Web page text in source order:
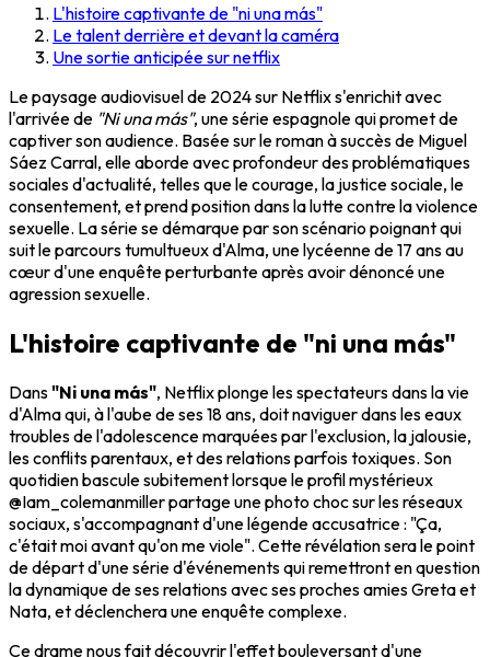
L'histoire captivante de "ni una más"
Le talent derrière et devant la caméra
Une sortie anticipée sur netflix
Le paysage audiovisuel de 2024 sur Netflix s'enrichit avec
l'arrivée de "Ni una más", une série espagnole qui promet de
captiver son audience. Basée sur le roman à succès de Miguel
Sáez Carral, elle aborde avec profondeur des problématiques
sociales d'actualité, telles que le courage, la justice sociale, le
consentement, et prend position dans la lutte contre la violence
sexuelle. La série se démarque par son scénario poignant qui
suit le parcours tumultueux d'Alma, une lycéenne de 17 ans au
cœur d'une enquête perturbante après avoir dénoncé une
agression sexuelle.
L'histoire captivante de "ni una más"
Dans"Ni una más", Netflix plonge les spectateurs dans la vie
d'Alma qui, à l'aube de ses 18 ans, doit naviguer dans les eaux
troubles de l'adolescence marquées par l'exclusion, la jalousie,
les conflits parentaux, et des relations parfois toxiques. Son
quotidien bascule subitement lorsque le profil mystérieux
@Iam_colemanmiller partage une photo choc sur les réseaux
sociaux, s'accompagnant d'une légende accusatrice : "Ça,
c'était moi avant qu'on me viole". Cette révélation sera le point
de départ d'une série d'événements qui remettront en question
la dynamique de ses relations avec ses proches amies Greta et
Nata, et déclenchera une enquête complexe.
Ce drame nous fait découvrir l'effet bouleversant d'une